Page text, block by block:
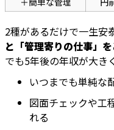
2種があるだけで一生安
と「管理寄りの仕事」
でも5年後の年収が大き
いつまでも単純な
図面チェックや工
れる